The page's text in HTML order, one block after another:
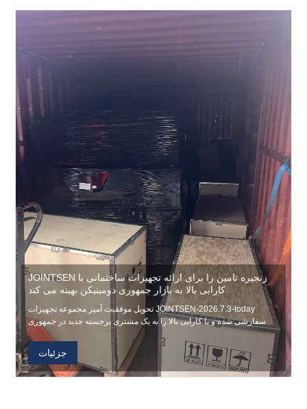
JOINTSEN زنجیره تامین را برای ارائه تجهیزات ساختمانی با
کارایی بالا به بازار جمهوری دومینیکن بهینه می کند
JOINTSEN-2026.7.3-today تحویل موفقیت آمیز مجموعه تجهیزات
سفارشی شده و با کارایی بالا را به یک مشتری برجسته جدید در جمهوری
دومینیکن اعلام کرد. این مشارکت، یکپارچگی زنجیره تامین قوی
JOINTSEN و توانایی آن برای مطابقت سریع با خواسته های مشتری جهانی
با دقت و کارایی را برجسته می کند.
جزئیات